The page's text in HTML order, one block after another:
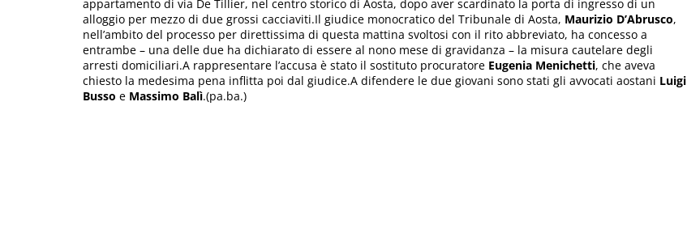
appartamento di via De Tillier, nel centro storico di Aosta, dopo aver scardinato la porta di ingresso di un
alloggio per mezzo di due grossi cacciaviti.Il giudice monocratico del Tribunale di Aosta, Maurizio D’Abrusco,
nell’ambito del processo per direttissima di questa mattina svoltosi con il rito abbreviato, ha concesso a
entrambe – una delle due ha dichiarato di essere al nono mese di gravidanza – la misura cautelare degli
arresti domiciliari.A rappresentare l’accusa è stato il sostituto procuratore Eugenia Menichetti, che aveva
chiesto la medesima pena inflitta poi dal giudice.A difendere le due giovani sono stati gli avvocati aostani Luigi
Busso e Massimo Balì.(pa.ba.)